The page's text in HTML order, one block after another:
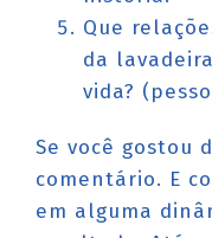
Que
da
vida?
Se você gostou
comentário. E
em alguma